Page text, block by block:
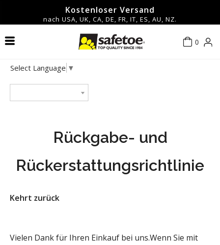
Kostenloser Versand
nach USA, UK, CA, DE, FR, IT, ES, AU, NZ.
0
Schutzbrillen und Schutzbrillen
Sicherheitshelm
Sicherheits-Ohrenschützer
Zubehör
Neu eingetroffen
Frauen
Frauen
Blog
Datenschutzrichtlinie
Versandbedingungen
Rückgabe- und Rückerstattungsrichtlinie
Select Language ▼
Rückgabe- und
Rückerstattungsrichtlinie
Kehrt zurück
Vielen Dank für Ihren Einkauf bei uns.Wenn Sie mit